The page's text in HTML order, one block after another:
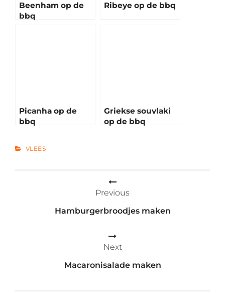
Beenham op de
bbq
Ribeye op de bbq
Picanha op de
bbq
Griekse souvlaki
op de bbq
CATEGORIES
VLEES
Previous
Hamburgerbroodjes maken
Next
Macaronisalade maken